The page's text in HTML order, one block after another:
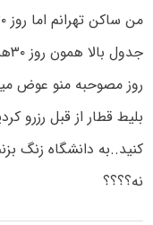
روز مصوحبه منو عوض
بلیط قطار از قبل رزرو
کنید..به دانشگاه زنگ
نه؟؟؟؟